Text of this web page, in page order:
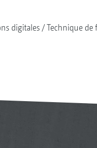
digitales Technique de